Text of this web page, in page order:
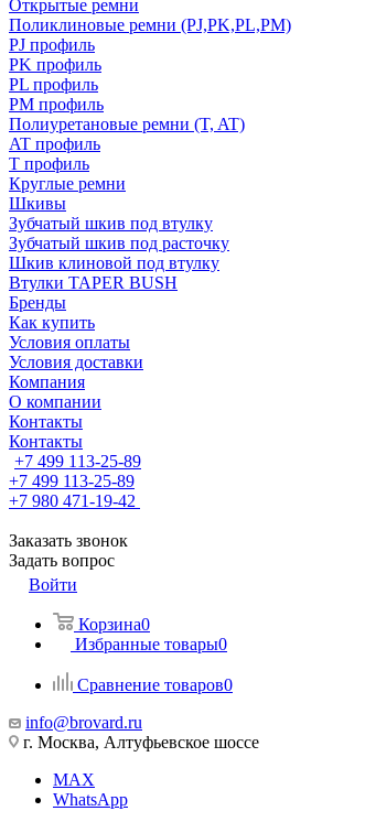
Открытые ремни
Поликлиновые ремни (PJ,PK,PL,PM)
PJ профиль
PK профиль
PL профиль
PM профиль
Полиуретановые ремни (T, AT)
AT профиль
T профиль
Круглые ремни
Шкивы
Зубчатый шкив под втулку
Зубчатый шкив под расточку
Шкив клиновой под втулку
Втулки TAPER BUSH
Бренды
Как купить
Условия оплаты
Условия доставки
Компания
О компании
Контакты
Контакты
+7 499 113-25-89
+7 499 113-25-89
+7 980 471-19-42
Заказать звонок
Задать вопрос
Войти
Корзина0
Избранные товары0
Сравнение товаров0
info@brovard.ru
г. Москва, Алтуфьевское шоссе
MAX
WhatsApp